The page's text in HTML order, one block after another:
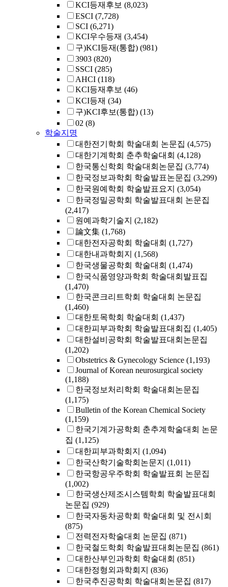
KCI등재후보 (8,023)
ESCI (7,728)
SCI (6,271)
KCI우수등재 (3,454)
구)KCI등재(통합) (981)
3903 (820)
SSCI (285)
AHCI (118)
KCI등재후보 (46)
KCI등재 (34)
구)KCI후보(통합) (13)
02 (8)
학술지명
대한전기학회 학술대회 논문집 (4,575)
대한기계학회 춘추학술대회 (4,128)
한국통신학회 학술대회논문집 (3,774)
한국정보과학회 학술발표논문집 (3,299)
한국원예학회 학술발표요지 (3,054)
한국정밀공학회 학술발표대회 논문집
(2,417)
원예과학기술지 (2,182)
論文集 (1,768)
대한전자공학회 학술대회 (1,727)
대한내과학회지 (1,568)
한국생물공학회 학술대회 (1,474)
한국식품영양과학회 학술대회발표집
(1,470)
한국콘크리트학회 학술대회 논문집
(1,460)
대한토목학회 학술대회 (1,437)
대한피부과학회 학술발표대회집 (1,405)
대한설비공학회 학술발표대회논문집
(1,202)
Obstetrics & Gynecology Science (1,193)
Journal of Korean neurosurgical society
(1,188)
한국정보처리학회 학술대회논문집
(1,175)
Bulletin of the Korean Chemical Society
(1,159)
한국기계가공학회 춘추계학술대회 논문
집 (1,125)
대한피부과학회지 (1,094)
한국산학기술학회논문지 (1,011)
한국항공우주학회 학술발표회 논문집
(1,002)
한국생산제조시스템학회 학술발표대회
논문집 (929)
한국자동차공학회 학술대회 및 전시회
(875)
전력전자학술대회 논문집 (871)
한국철도학회 학술발표대회논문집 (861)
대한산부인과학회 학술대회 (851)
대한정형외과학회지 (836)
한국추진공학회 학술대회논문집 (817)